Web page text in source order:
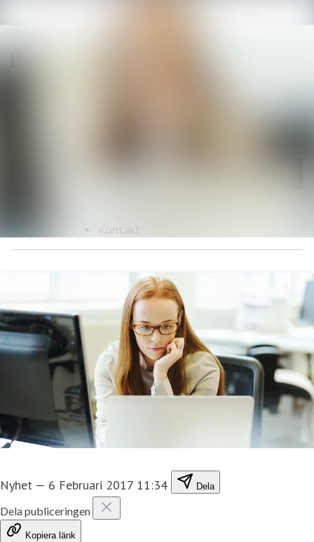
Kontakt
Nyhet — 6 Februari 2017 11:34 Dela
Dela publiceringen
Kopiera länk